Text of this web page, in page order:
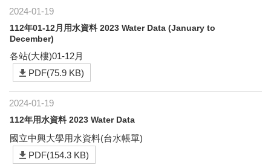
2024-01-19
112年01-12月用水資料 2023 Water Data (January to
December)
各站(大樓)01-12月
PDF(75.9 KB)
2024-01-19
112年用水資料 2023 Water Data
國立中興大學用水資料(台水帳單)
PDF(154.3 KB)